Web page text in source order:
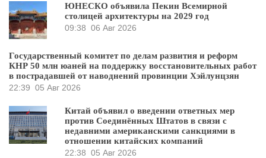
ЮНЕСКО объявила Пекин Всемирной
столицей архитектуры на 2029 год
09:38 06 Авг 2026
Государственный комитет по делам развития и реформ
КНР 50 млн юаней на поддержку восстановительных работ
в пострадавшей от наводнений провинции Хэйлунцзян
22:39 05 Авг 2026
Китай объявил о введении ответных мер
против Соединённых Штатов в связи с
недавними американскими санкциями в
отношении китайских компаний
22:38 05 Авг 2026